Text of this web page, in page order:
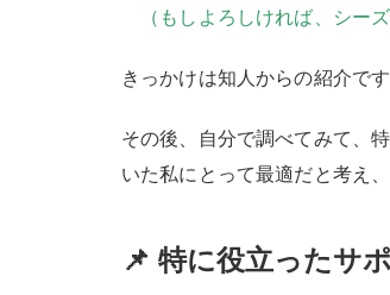
（もしよろしければ、シーズ
きっかけは知人からの紹介です
その後、自分で調べてみて、
いた私にとって最適だと考え
📌 特に役立ったサ